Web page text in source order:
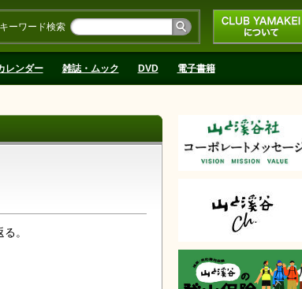
CLUB YAMAKEIにつ
いて
キーワード検索
レンダー 雑誌・ムック DVD 電子書籍
。